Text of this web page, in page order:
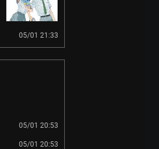
05/01 21:33
05/01 20:53
05/01 20:53